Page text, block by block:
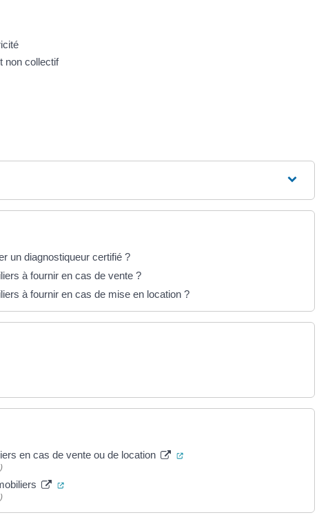
non collectif
un diagnostiqueur certifié ?
à fournir en cas de vente ?
à fournir en cas de mise en location ?
dans un nouvel onglet)
en cas de vente ou de location (ouverture dans un nouvel onglet)
(ouverture dans un nouvel onglet)